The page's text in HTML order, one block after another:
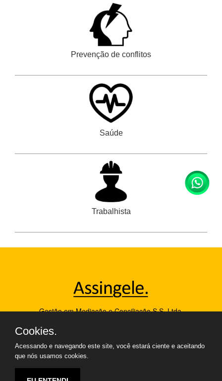
Prevenção de conflitos
Saúde
Trabalhista
Gestão em Mediação e Conciliação S.S. Ltda.
contato@assingele.com.br
+ 55 (51) 98451-9743
Cookies.
Acessando e navegando este site, você estará ciente e aceitando
que nós usamos cookies.